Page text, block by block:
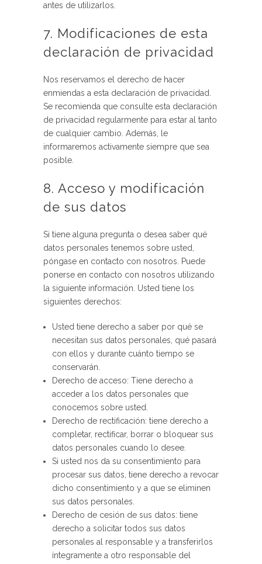
antes de utilizarlos.
7. Modificaciones de esta
declaración de privacidad
Nos reservamos el derecho de hacer
enmiendas a esta declaración de privacidad.
Se recomienda que consulte esta declaración
de privacidad regularmente para estar al tanto
de cualquier cambio. Además, le
informaremos activamente siempre que sea
posible.
8. Acceso y modificación
de sus datos
Si tiene alguna pregunta o desea saber qué
datos personales tenemos sobre usted,
póngase en contacto con nosotros. Puede
ponerse en contacto con nosotros utilizando
la siguiente información. Usted tiene los
siguientes derechos:
Usted tiene derecho a saber por qué se
necesitan sus datos personales, qué pasará
con ellos y durante cuánto tiempo se
conservarán.
Derecho de acceso: Tiene derecho a
acceder a los datos personales que
conocemos sobre usted.
Derecho de rectificación: tiene derecho a
completar, rectificar, borrar o bloquear sus
datos personales cuando lo desee.
Si usted nos da su consentimiento para
procesar sus datos, tiene derecho a revocar
dicho consentimiento y a que se eliminen
sus datos personales.
Derecho de cesión de sus datos: tiene
derecho a solicitar todos sus datos
personales al responsable y a transferirlos
íntegramente a otro responsable del